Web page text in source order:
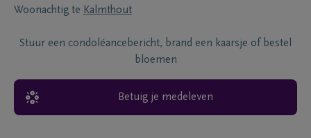
Woonachtig te Kalmthout
Stuur een condoléancebericht, brand een kaarsje of bestel
bloemen
Betuig je medeleven